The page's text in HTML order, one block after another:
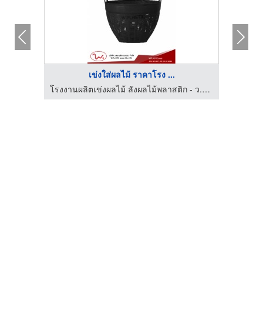
เข่งใส่ผลไม้ ราคาโรง ...
โรงงานผลิตเข่งผลไม้ ลังผลไม้พลาสติก - ว.พลาสติก (2002)